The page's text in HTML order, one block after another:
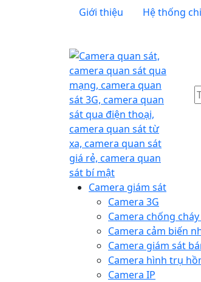
Giới thiệu Hệ thống
Camera giám sát
Camera 3G
Camera chống
Camera cảm biến
Camera giám sát
Camera hình trụ
Camera IP